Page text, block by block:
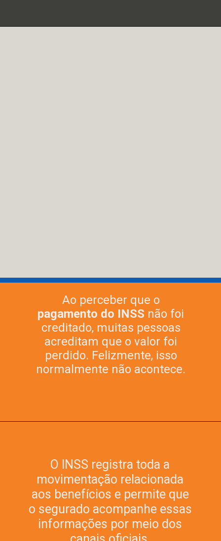
Ao perceber que o
pagamento do INSS não foi
creditado, muitas pessoas
acreditam que o valor foi
perdido. Felizmente, isso
normalmente não acontece.
O INSS registra toda a
movimentação relacionada
aos benefícios e permite que
o segurado acompanhe essas
informações por meio dos